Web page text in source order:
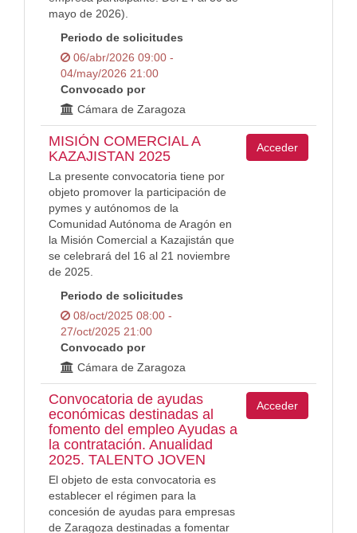
mayo de 2026).
Periodo de solicitudes
06/abr/2026 09:00 -
04/may/2026 21:00
Convocado por
Cámara de Zaragoza
MISIÓN COMERCIAL A
KAZAJISTAN 2025
La presente convocatoria tiene por
objeto promover la participación de
pymes y autónomos de la
Comunidad Autónoma de Aragón en
la Misión Comercial a Kazajistán que
se celebrará del 16 al 21 noviembre
de 2025.
Periodo de solicitudes
08/oct/2025 08:00 -
27/oct/2025 21:00
Convocado por
Cámara de Zaragoza
Acceder
Convocatoria de ayudas
económicas destinadas al
fomento del empleo Ayudas a
la contratación. Anualidad
2025. TALENTO JOVEN
El objeto de esta convocatoria es
establecer el régimen para la
concesión de ayudas para empresas
de Zaragoza destinadas a fomentar
Acceder